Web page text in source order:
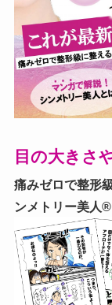
目の大きさ
痛みゼロで整形
ンメトリー美人